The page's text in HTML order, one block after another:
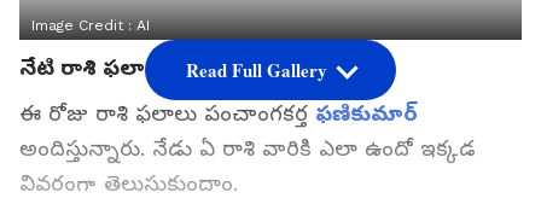
Image Credit :AI
నేటి రాశి ఫలాలు
ఈ రోజు రాశి ఫలాలు పంచాంగకర్త ఫణికుమార్
అందిస్తున్నారు. నేడు ఏ రాశి వారికి ఎలా ఉందో ఇక్కడ
వివరంగా తెలుసుకుందాం.
Read Full Gallery